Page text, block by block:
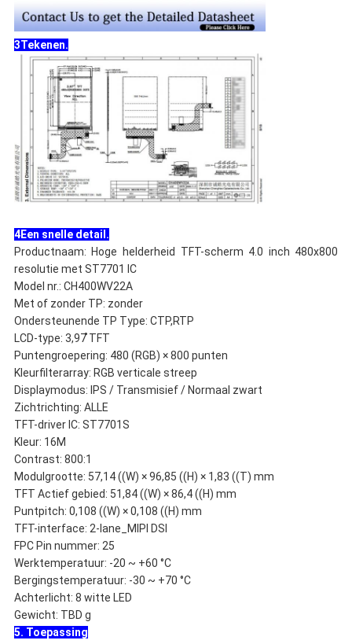
3Tekenen.
4Een snelle detail.
Productnaam: Hoge helderheid TFT-scherm 4.0 inch 480x800
resolutie met ST7701 IC
Model nr.: CH400WV22A
Met of zonder TP: zonder
Ondersteunende TP Type: CTP,RTP
LCD-type: 3,97 ̊TFT
Puntengroepering: 480 (RGB) × 800 punten
Kleurfilterarray: RGB verticale streep
Displaymodus: IPS / Transmisief / Normaal zwart
Zichtrichting: ALLE
TFT-driver IC: ST7701S
Kleur: 16M
Contrast: 800:1
Modulgrootte: 57,14 ((W) × 96,85 ((H) × 1,83 ((T) mm
TFT Actief gebied: 51,84 ((W) × 86,4 ((H) mm
Puntpitch: 0,108 ((W) × 0,108 ((H) mm
TFT-interface: 2-lane_MIPI DSI
FPC Pin nummer: 25
Werktemperatuur: -20 ~ +60 °C
Bergingstemperatuur: -30 ~ +70 °C
Achterlicht: 8 witte LED
Gewicht: TBD g
5. Toepassing